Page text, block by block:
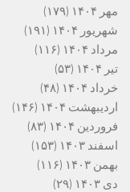
مهر ۱۴۰۴
(۱۷۹)
شهریور ۱۴۰۴
(۱۹۱)
مرداد ۱۴۰۴
(۱۱۶)
تیر ۱۴۰۴
(۵۳)
خرداد ۱۴۰۴
(۴۸)
اردیبهشت ۱۴۰۴
(۱۴۶)
فروردین ۱۴۰۴
(۸۳)
اسفند ۱۴۰۳
(۱۵۳)
بهمن ۱۴۰۳
(۱۱۶)
دی ۱۴۰۳
(۲۹)